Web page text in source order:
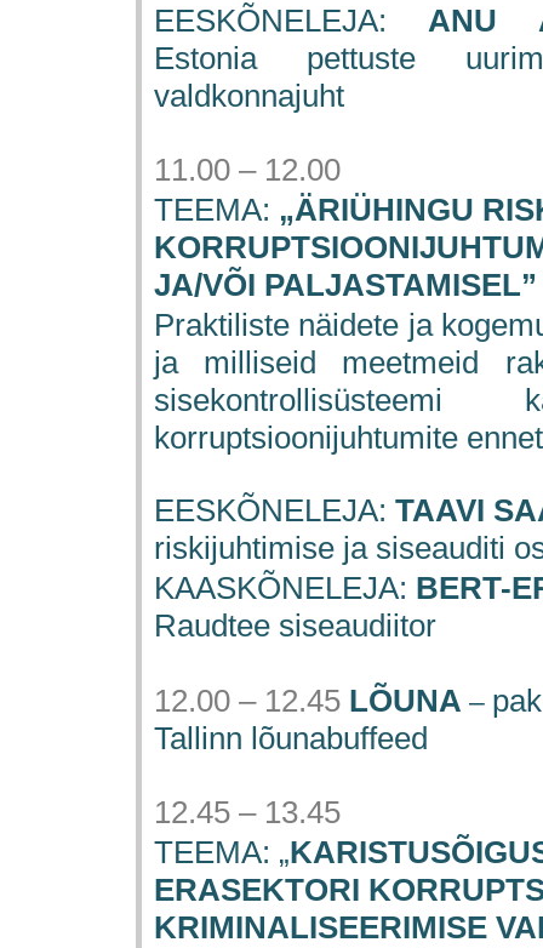
EESKÕNELEJA: ANU
Estonia pettuste
valdkonnajuht
11.00 – 12.00
TEEMA: „ÄRIÜHINGU
JA/VÕI PALJASTAMISEL”
Praktiliste näidete ja
ja milliseid meetmeid
korruptsioonijuhtumite
EESKÕNELEJA: TAAVI
riskijuhtimise ja siseauditi
KAASKÕNELEJA: BERT-
Raudtee siseaudiitor
12.00 – 12.45 LÕUNA –
Tallinn lõunabuffeed
12.45 – 13.45
TEEMA: „
ERASEKTORI
KRIMINALISEERIMISE